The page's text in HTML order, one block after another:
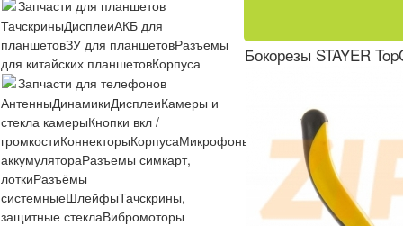
Запчасти для планшетов
ТачскриныДисплеиАКБ для
планшетовЗУ для планшетовРазъемы
для китайских планшетовКорпуса
Запчасти для телефонов
АнтенныДинамикиДисплеиКамеры и
стекла камерыКнопки вкл /
громкостиКоннекторыКорпусаМикрофоны МикросхемыПлаты
аккумулятораРазъемы симкарт,
лоткиРазъёмы
системныеШлейфыТачскрины,
защитные стеклаВибромоторы
Бокорезы STAYER